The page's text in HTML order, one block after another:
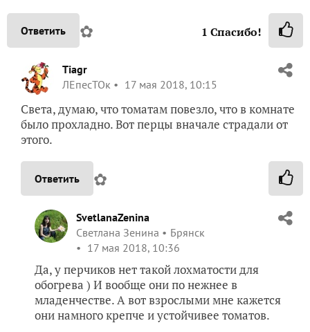
Ответить ✿ 1 Спасибо!
Tiagr
ЛЕпесТОк
17 мая 2018, 10:15
Света, думаю, что томатам повезло, что в комнате
было прохладно. Вот перцы вначале страдали от
этого.
Ответить ✿
SvetlanaZenina
Светлана Зенина
Брянск
17 мая 2018, 10:36
Да, у перчиков нет такой лохматости для
обогрева ) И вообще они по нежнее в
младенчестве. А вот взрослыми мне кажется
они намного крепче и устойчивее томатов.